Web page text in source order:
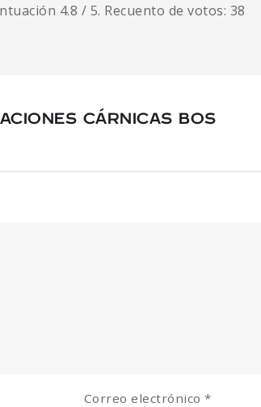
4.8 / 5. Recuento de votos: 38
CÁRNICAS BOS
Correo electrónico*